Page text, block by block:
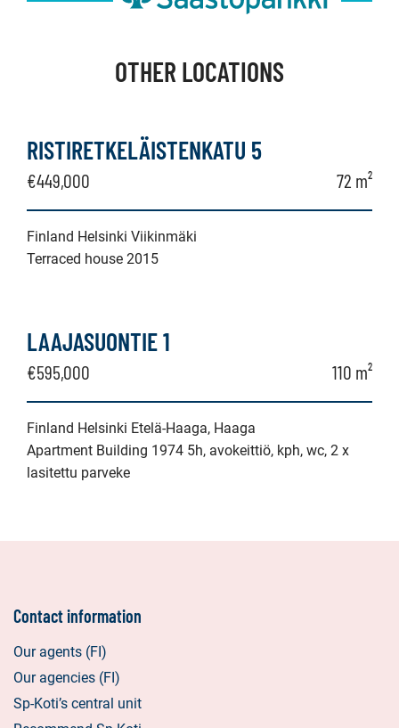
OTHER LOCATIONS
RISTIRETKELÄISTENKATU 5
€449,000 72 m²
Finland Helsinki Viikinmäki
Terraced house 2015
LAAJASUONTIE 1
€595,000 110 m²
Finland Helsinki Etelä-Haaga, Haaga
Apartment Building 1974 5h, avokeittiö, kph, wc, 2 x
lasitettu parveke
Contact information
Our agents (FI)
Our agencies (FI)
Sp-Koti’s central unit